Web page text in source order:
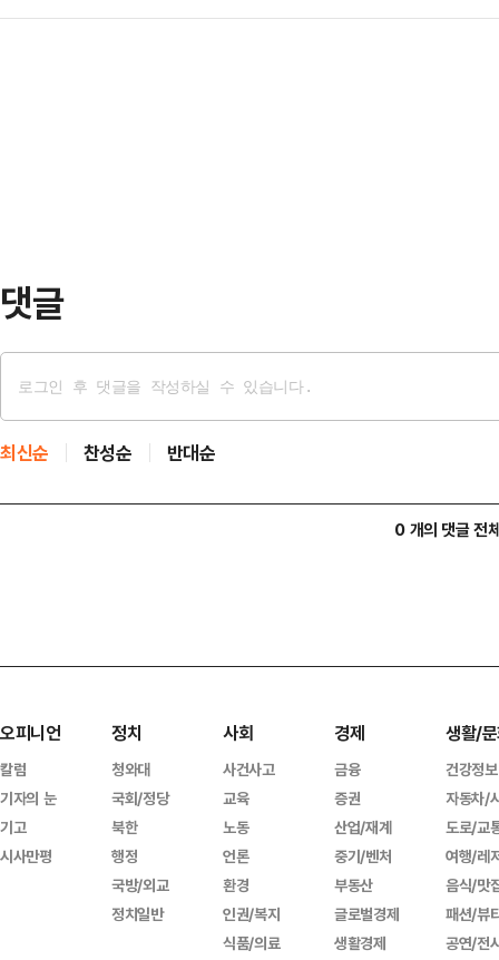
신고 …
의 온도는 점점 더 뜨거워지고 해수
앓고 있다”고 했던 발언이 재조명
댓글
최신순 찬성순 반대순
0 개의 댓글 전
오피니언
칼럼
기자의 눈
기고
시사만평
정치
청와대
국회/정당
북한
행정
국방/외교
정치일반
사회
사건사고
교육
노동
언론
환경
인권/복지
식품/의료
경제
금융
증권
산업/재계
중기/벤처
부동산
글로벌경제
생활경제
생활/
건강정보
자동차/
도로/교
여행/레
음식/맛
패션/뷰
공연/전